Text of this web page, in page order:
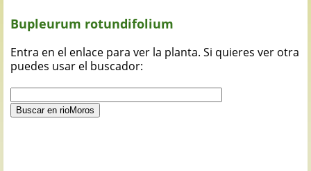
Bupleurum rotundifolium
Entra en el enlace para ver la planta. Si quieres ver otra
puedes usar el buscador: